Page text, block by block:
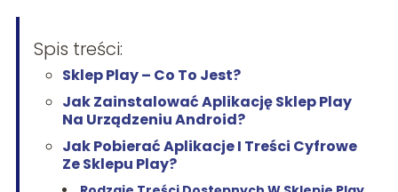
Spis treści:
Sklep Play – Co To Jest?
Jak Zainstalować Aplikację Sklep Play
Na Urządzeniu Android?
Jak Pobierać Aplikacje I Treści Cyfrowe
Ze Sklepu Play?